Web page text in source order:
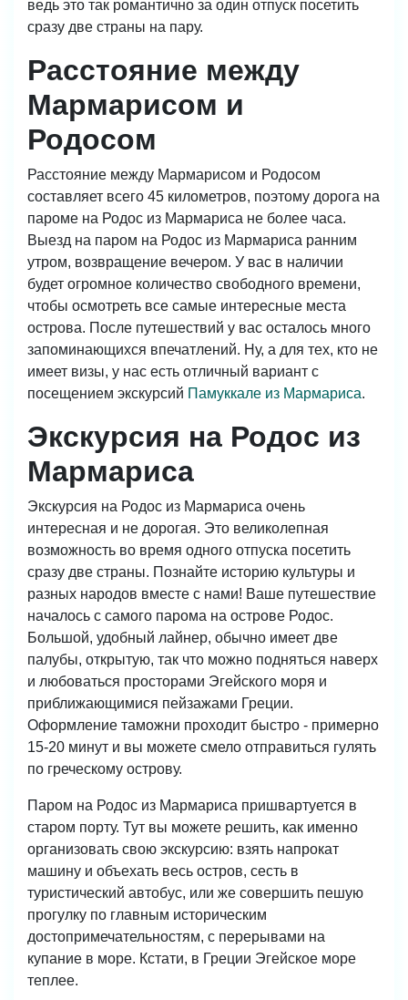
ведь это так романтично за один отпуск посетить
сразу две страны на пару.
Расстояние между
Мармарисом и
Родосом
Расстояние между Мармарисом и Родосом
составляет всего 45 километров, поэтому дорога на
пароме на Родос из Мармариса не более часа.
Выезд на паром на Родос из Мармариса ранним
утром, возвращение вечером. У вас в наличии
будет огромное количество свободного времени,
чтобы осмотреть все самые интересные места
острова. После путешествий у вас осталось много
запоминающихся впечатлений. Ну, а для тех, кто не
имеет визы, у нас есть отличный вариант с
посещением экскурсий Памуккале из Мармариса.
Экскурсия на Родос из
Мармариса
Экскурсия на Родос из Мармариса очень
интересная и не дорогая. Это великолепная
возможность во время одного отпуска посетить
сразу две страны. Познайте историю культуры и
разных народов вместе с нами! Ваше путешествие
началось с самого парома на острове Родос.
Большой, удобный лайнер, обычно имеет две
палубы, открытую, так что можно подняться наверх
и любоваться просторами Эгейского моря и
приближающимися пейзажами Греции.
Оформление таможни проходит быстро - примерно
15-20 минут и вы можете смело отправиться гулять
по греческому острову.
Паром на Родос из Мармариса пришвартуется в
старом порту. Тут вы можете решить, как именно
организовать свою экскурсию: взять напрокат
машину и объехать весь остров, сесть в
туристический автобус, или же совершить пешую
прогулку по главным историческим
достопримечательностям, с перерывами на
купание в море. Кстати, в Греции Эгейское море
теплее.